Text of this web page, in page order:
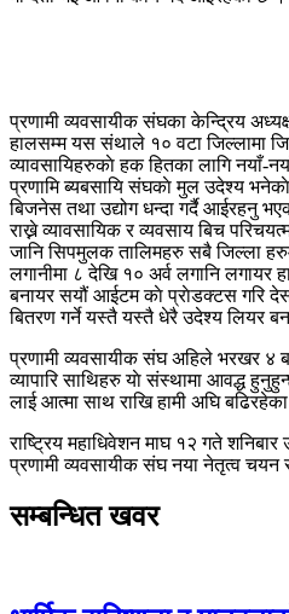
प्रणामी व्यवसायीक संघका केन्द्रिय
हालसम्म यस संथाले १० वटा जिल्लामा
व्यावसायिहरुकाे हक हितका लागि नयाँ-
प्रणामि ब्यबसायि संघकाे मुल उदेश्य भनेकाे
बिजनेस तथा उद्योग धन्दा गर्दै आईरहनु
राख्ने व्यावसायिक र व्यवसाय बिच
जानि सिपमुलक तालिमहरु सबै जिल्ला
लगानीमा ८ देखि १० अर्व लगानि लगायर
बनायर सयौं आईटम काे प्राेडक्टस गरि
बितरण गर्ने यस्तै यस्तै धेरै उदेश्य लियर
प्रणामी व्यवसायीक संघ अहिले भरखर ४
व्यापारि साथिहरु याे संस्थामा आवद्ध
लाई आत्मा साथ राखि हामी अघि
राष्ट्रिय महाधिवेशन माघ १२ गते
प्रणामी व्यवसायीक संघ नया नेतृत्व
सम्बन्धित खवर